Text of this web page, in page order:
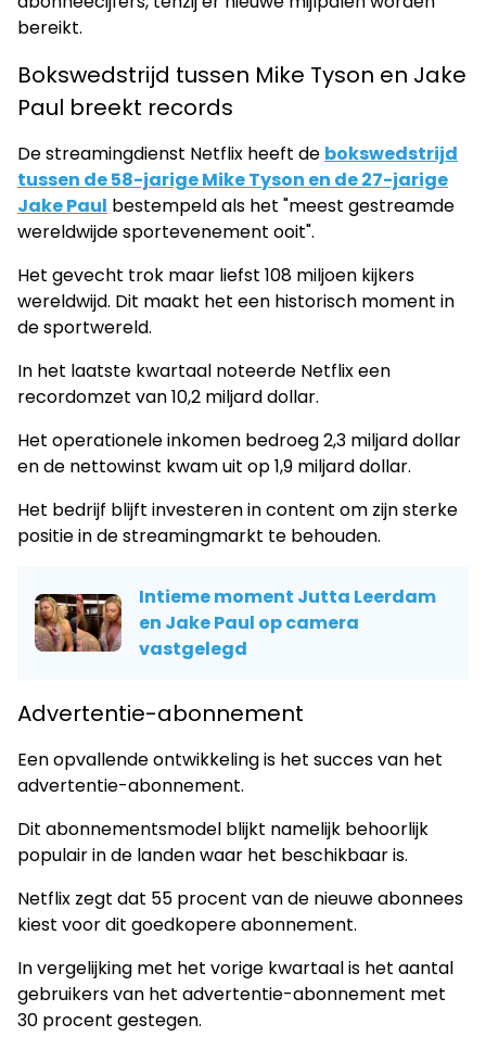
bereikt.
Bokswedstrijd tussen Mike Tyson en Jake
Paul breekt records
De streamingdienst Netflix heeft de bokswedstrijd
tussen de 58-jarige Mike Tyson en de 27-jarige
Jake Paul bestempeld als het "meest gestreamde
wereldwijde sportevenement ooit".
Het gevecht trok maar liefst 108 miljoen kijkers
wereldwijd. Dit maakt het een historisch moment in
de sportwereld.
In het laatste kwartaal noteerde Netflix een
recordomzet van 10,2 miljard dollar.
Het operationele inkomen bedroeg 2,3 miljard dollar
en de nettowinst kwam uit op 1,9 miljard dollar.
Het bedrijf blijft investeren in content om zijn sterke
positie in de streamingmarkt te behouden.
Intieme moment Jutta Leerdam
en Jake Paul op camera
vastgelegd
Advertentie-abonnement
Een opvallende ontwikkeling is het succes van het
advertentie-abonnement.
Dit abonnementsmodel blijkt namelijk behoorlijk
populair in de landen waar het beschikbaar is.
Netflix zegt dat 55 procent van de nieuwe abonnees
kiest voor dit goedkopere abonnement.
In vergelijking met het vorige kwartaal is het aantal
gebruikers van het advertentie-abonnement met
30 procent gestegen.